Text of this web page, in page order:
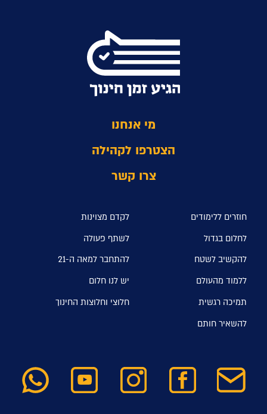
מי אנחנו
הצטרפו לקהילה
צרו קשר
חוזרים ללימודים
לקדם מצוינות
לחלום בגדול
לשתף פעולה
להקשיב לשטח
להתחבר למאה ה-21
ללמוד מהעולם
יש לנו חלום
תמיכה רגשית
חלוצי וחלוצות החינוך
להשאיר חותם